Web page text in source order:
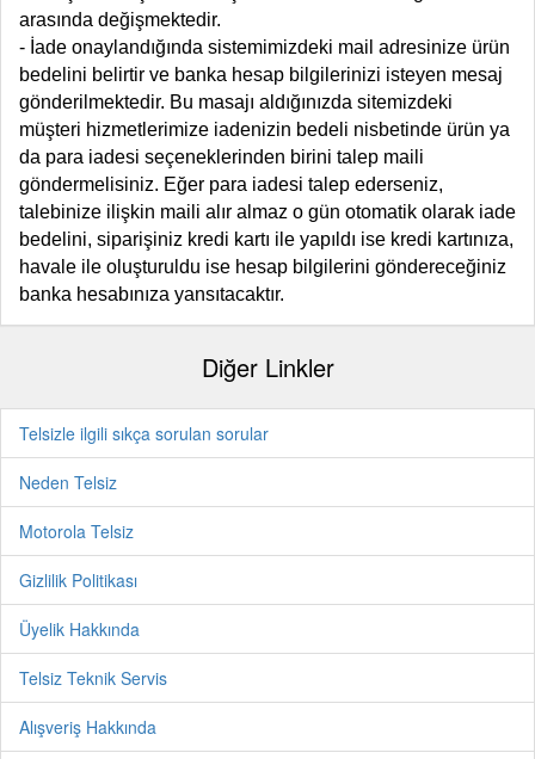
arasında değişmektedir.
- İade onaylandığında sistemimizdeki mail adresinize ürün
bedelini belirtir ve banka hesap bilgilerinizi isteyen mesaj
gönderilmektedir. Bu masajı aldığınızda sitemizdeki
müşteri hizmetlerimize iadenizin bedeli nisbetinde ürün ya
da para iadesi seçeneklerinden birini talep maili
göndermelisiniz. Eğer para iadesi talep ederseniz,
talebinize ilişkin maili alır almaz o gün otomatik olarak iade
bedelini, siparişiniz kredi kartı ile yapıldı ise kredi kartınıza,
havale ile oluşturuldu ise hesap bilgilerini göndereceğiniz
banka hesabınıza yansıtacaktır.
Diğer Linkler
Telsizle ilgili sıkça sorulan sorular
Neden Telsiz
Motorola Telsiz
Gizlilik Politikası
Üyelik Hakkında
Telsiz Teknik Servis
Alışveriş Hakkında